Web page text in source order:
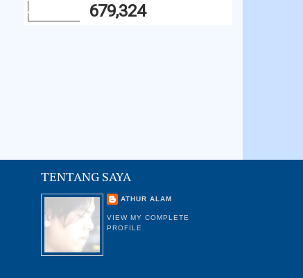
679,324
TENTANG SAYA
ATHUR ALAM
VIEW MY COMPLETE
PROFILE